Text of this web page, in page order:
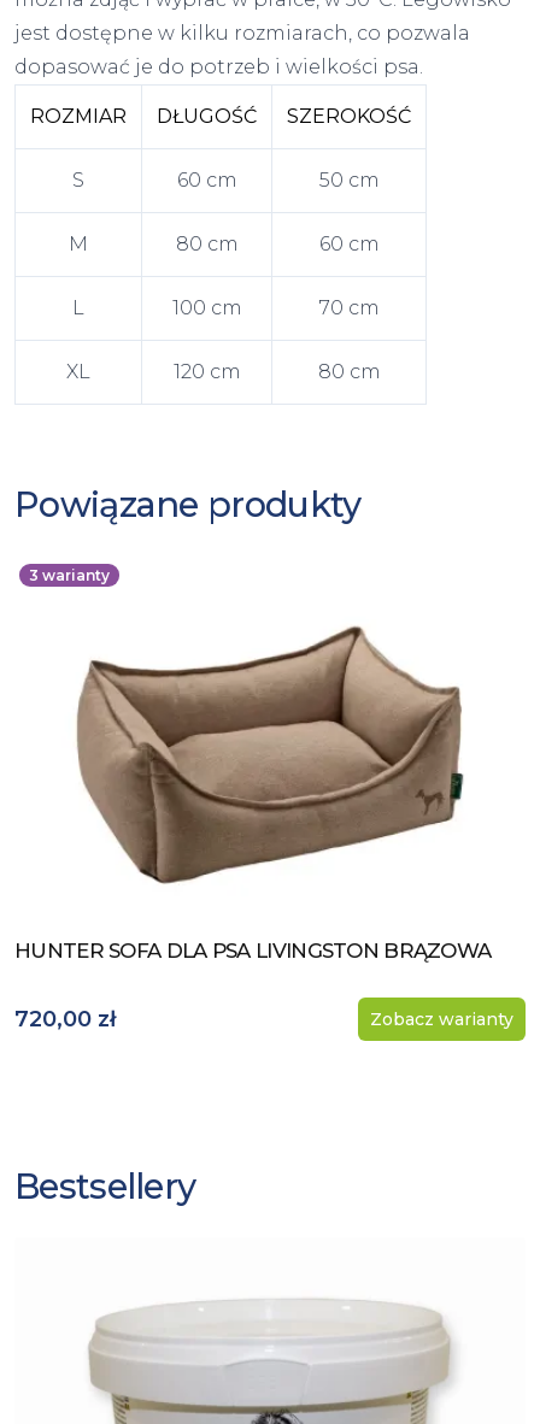
jest dostępne w kilku rozmiarach, co pozwala
dopasować je do potrzeb i wielkości psa.
ROZMIAR DŁUGOŚĆ SZEROKOŚĆ
S 60 cm 50 cm
M 80 cm 60 cm
L 100 cm 70 cm
XL 120 cm 80 cm
Powiązane produkty
3 warianty
Zobacz produkt
HUNTER SOFA DLA PSA LIVINGSTON BRĄZOWA
720,00 zł Zobacz warianty
Bestsellery